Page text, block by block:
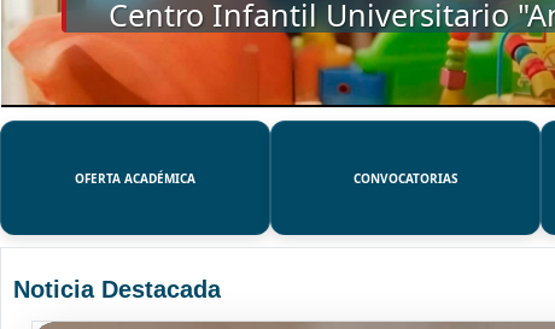
SSUE
OFERTA ACADÉMICA CONVOCATORIAS
Noticia Destacada